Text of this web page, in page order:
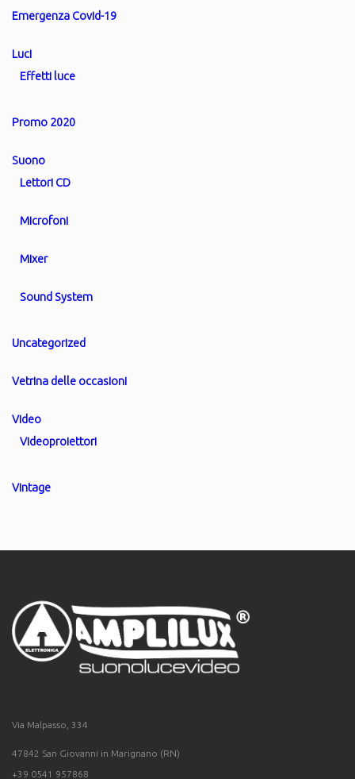
Emergenza Covid-19
Luci
Effetti luce
Promo 2020
Suono
Lettori CD
Microfoni
Mixer
Sound System
Uncategorized
Vetrina delle occasioni
Video
Videoproiettori
Vintage
Via Malpasso, 334
47842 San Giovanni in Marignano (RN)
+39 0541 957868